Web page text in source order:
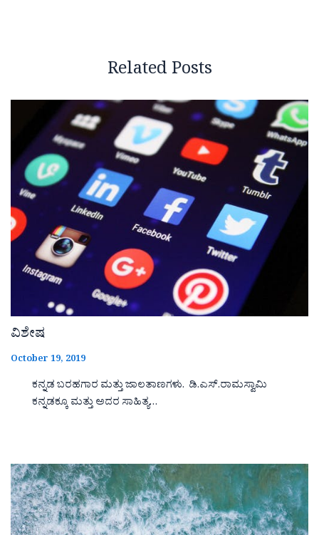
Related Posts
ವಿಶೇಷ
October 19, 2019
ಕನ್ನಡ ಬರಹಗಾರ ಮತ್ತು ಜಾಲತಾಣಗಳು. ಡಿ.ಎಸ್.ರಾಮಸ್ವಾಮಿ
ಕನ್ನಡಕ್ಕೂ ಮತ್ತು ಅದರ ಸಾಹಿತ್ಯ…